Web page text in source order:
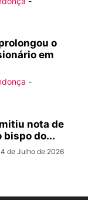
o
em
-
nota de
bispo do...
de Julho de 2026